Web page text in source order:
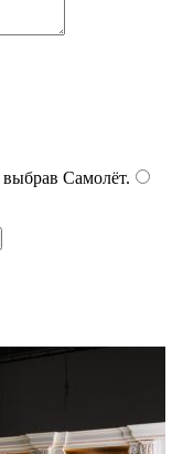
Самолёт.